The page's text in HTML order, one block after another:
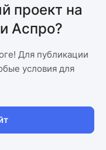
проект на
Аспро?
Для публикации
условия для